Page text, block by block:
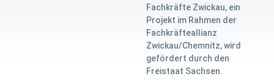
Fachkräfte Zwickau, ein
Projekt im Rahmen der
Fachkräfteallianz
Zwickau/Chemnitz, wird
gefördert durch den
Freistaat Sachsen.